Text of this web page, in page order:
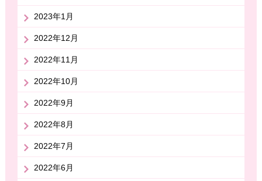
2023年1月
2022年12月
2022年11月
2022年10月
2022年9月
2022年8月
2022年7月
2022年6月